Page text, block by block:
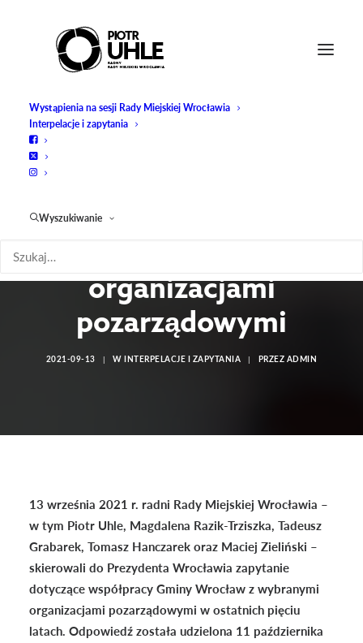
Wystąpienia na sesji Rady Miejskiej Wrocławia
Interpelacje i zapytania
Wyszukiwanie
Współpraca Gminy
Wrocław z wybranymi
organizacjami
pozarządowymi
2021-09-13 | WINTERPELACJE I ZAPYTANIA | PRZEZ ADMIN
13 września 2021 r. radni Rady Miejskiej Wrocławia –
w tym Piotr Uhle, Magdalena Razik-Trziszka, Tadeusz
Grabarek, Tomasz Hanczarek oraz Maciej Zieliński –
skierowali do Prezydenta Wrocławia zapytanie
dotyczące współpracy Gminy Wrocław z wybranymi
organizacjami pozarządowymi w ostatnich pięciu
latach. Odpowiedź została udzielona 11 października